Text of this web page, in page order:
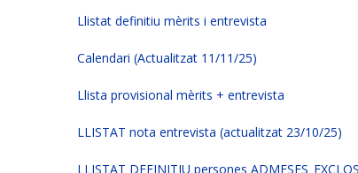
Llistat definitiu mèrits i entrevista
Calendari (Actualitzat 11/11/25)
Llista provisional mèrits + entrevista
LLISTAT nota entrevista (actualitzat 23/10/25)
LLISTAT DEFINITIU persones